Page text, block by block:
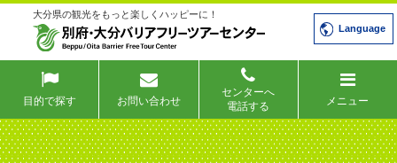
大分県の観光をもっと楽しくハッピーに！
Language
目的で探す お問い合わせ
センターへ
電話する
メニュー